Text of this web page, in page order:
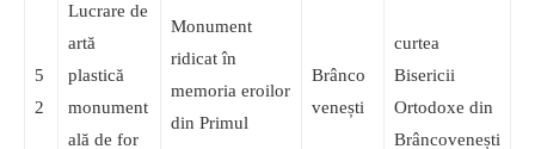
5
2
Lucrare de
artă
plastică
monument
ală de for
Monument
ridicat în
memoria eroilor
din Primul
Brânco
venești
curtea
Bisericii
Ortodoxe din
Brâncovenești